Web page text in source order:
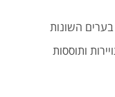
בערים השונות
ותוססות